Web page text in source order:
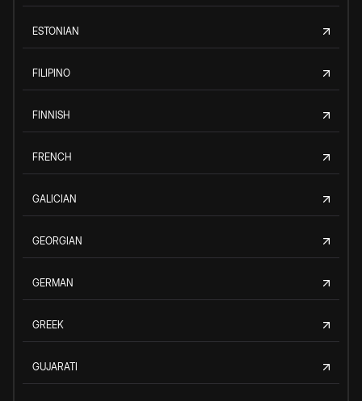
ESTONIAN
FILIPINO
FINNISH
FRENCH
GALICIAN
GEORGIAN
GERMAN
GREEK
GUJARATI